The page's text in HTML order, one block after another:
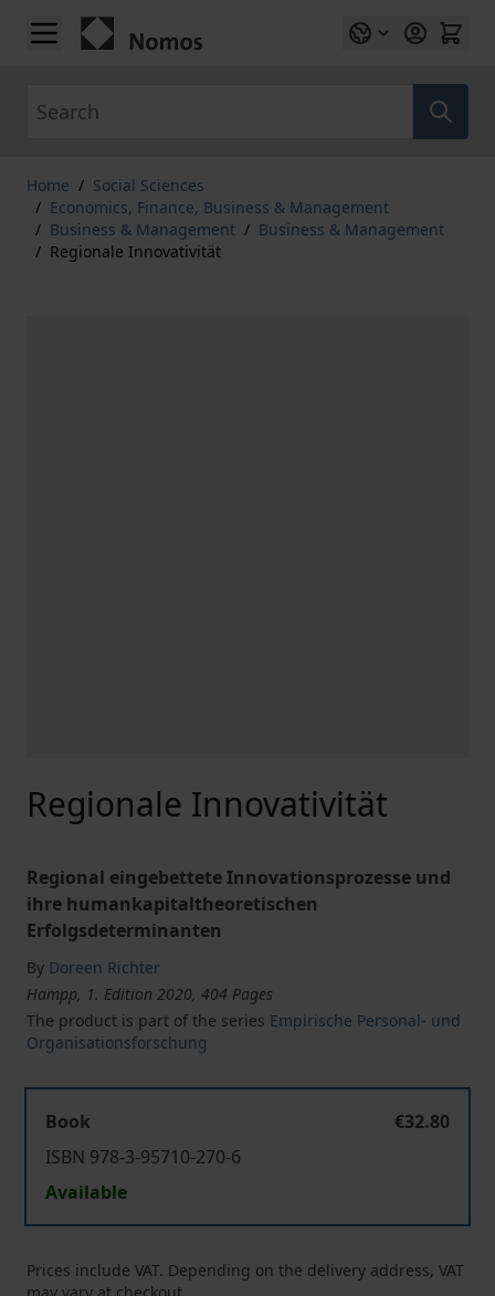
Skip to Content
Home / Social Sciences
/ Economics, Finance, Business & Management
/ Business & Management / Business & Management
/ Regionale Innovativität
Regionale Innovativität
Regional eingebettete Innovationsprozesse und
ihre humankapitaltheoretischen
Erfolgsdeterminanten
By Doreen Richter
Hampp, 1. Edition 2020, 404 Pages
The product is part of the series Empirische Personal- und
Organisationsforschung
Book
€32.80
ISBN 978-3-95710-270-6
Available
Prices include VAT. Depending on the delivery address, VAT